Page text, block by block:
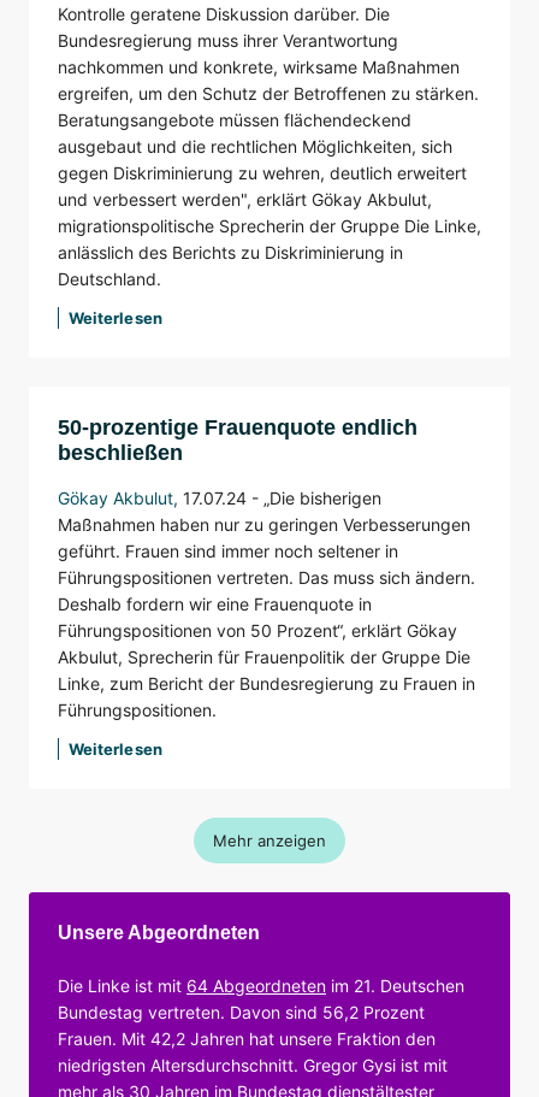
Kontrolle geratene Diskussion darüber. Die
Bundesregierung muss ihrer Verantwortung
nachkommen und konkrete, wirksame Maßnahmen
ergreifen, um den Schutz der Betroffenen zu stärken.
Beratungsangebote müssen flächendeckend
ausgebaut und die rechtlichen Möglichkeiten, sich
gegen Diskriminierung zu wehren, deutlich erweitert
und verbessert werden", erklärt Gökay Akbulut,
migrationspolitische Sprecherin der Gruppe Die Linke,
anlässlich des Berichts zu Diskriminierung in
Deutschland.
Weiterlesen
50-prozentige Frauenquote endlich
beschließen
Gökay Akbulut, 17.07.24 - „Die bisherigen
Maßnahmen haben nur zu geringen Verbesserungen
geführt. Frauen sind immer noch seltener in
Führungspositionen vertreten. Das muss sich ändern.
Deshalb fordern wir eine Frauenquote in
Führungspositionen von 50 Prozent“, erklärt Gökay
Akbulut, Sprecherin für Frauenpolitik der Gruppe Die
Linke, zum Bericht der Bundesregierung zu Frauen in
Führungspositionen.
Weiterlesen
Mehr anzeigen
Unsere Abgeordneten
Die Linke ist mit 64 Abgeordneten im 21. Deutschen
Bundestag vertreten. Davon sind 56,2 Prozent
Frauen. Mit 42,2 Jahren hat unsere Fraktion den
niedrigsten Altersdurchschnitt. Gregor Gysi ist mit
mehr als 30 Jahren im Bundestag dienstältester